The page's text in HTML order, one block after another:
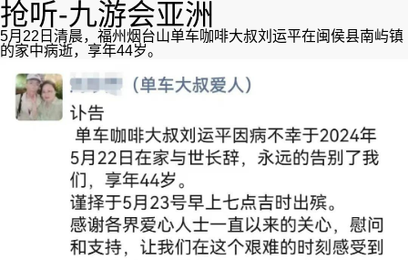
抢听-九游会亚洲
5月22日清晨，福州烟台山单车咖啡大叔刘运平在闽侯县南屿镇
的家中病逝，享年44岁。